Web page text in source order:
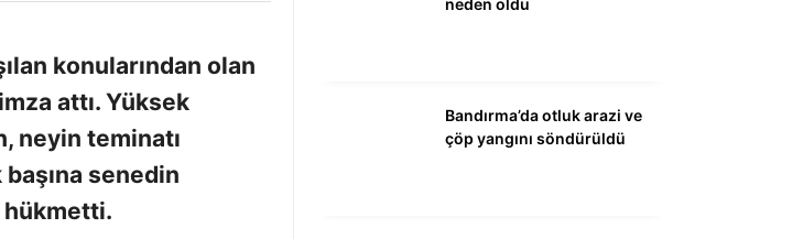
konularından olan
attı. Yüksek
neyin teminatı
senedin
hükmetti.
neden oldu
Bandırma’da otluk arazi ve
çöp yangını söndürüldü